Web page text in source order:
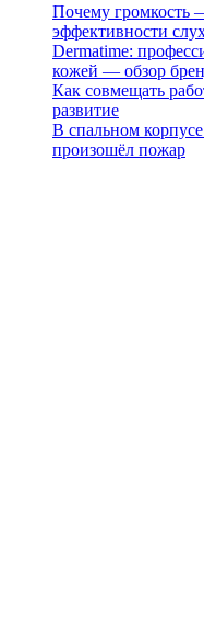
Почему громкость
эффективности
Dermatime:
кожей — обзор
Как совмещать
развитие
В спальном
произошёл пожар